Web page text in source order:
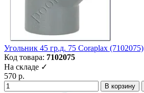
Угольник 45 гр.д. 75 Coraplax (7102075)
Код товара: 7102075
На складе ✓
570 р.
В корзину